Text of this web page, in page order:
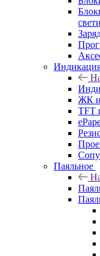
ЖК
TFT
Паяльное